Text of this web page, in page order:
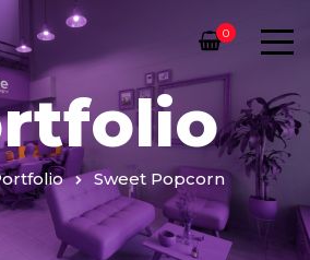
0
Sweet Popcorn